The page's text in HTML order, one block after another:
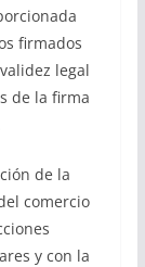
firmados
legal
de la firma
de la
comercio
y con la